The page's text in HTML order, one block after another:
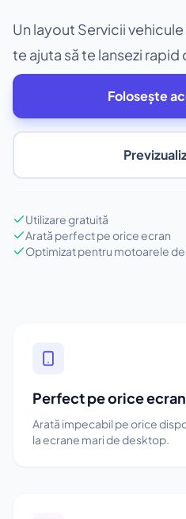
Un layout Servicii
te ajuta să te lansezi
Folosește
Utilizare gratuită
Arată perfect pe orice ecran
Optimizat pentru motoarele de
Perfect pe orice ecran
Arată impecabil pe orice
la ecrane mari de desktop.